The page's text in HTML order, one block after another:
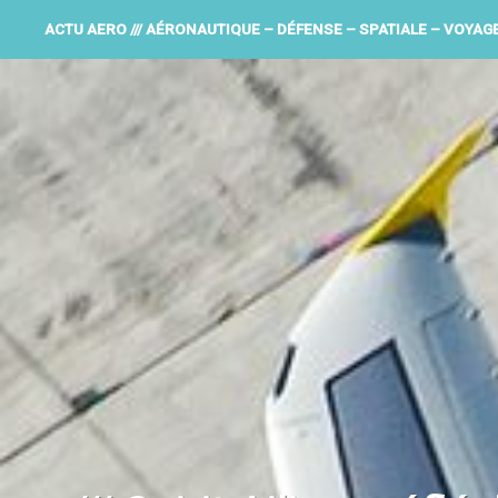
ACTU AERO /// AÉRONAUTIQUE – DÉFENSE – SPATIALE –